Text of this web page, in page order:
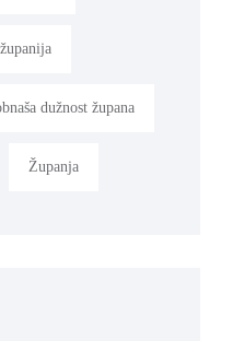
dužnost župana
Županja